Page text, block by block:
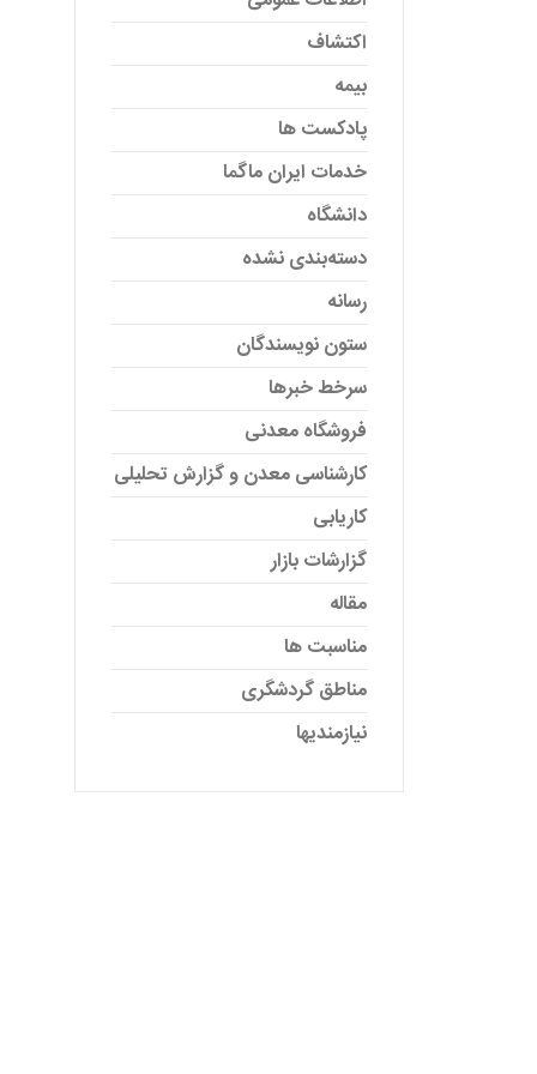
اکتشاف
بیمه
پادکست ها
خدمات ایران ماگما
دانشگاه
دسته‌بندی نشده
رسانه
ستون نویسندگان
سرخط خبرها
فروشگاه معدنی
کارشناسی معدن و گزارش تحلیلی
کاریابی
گزارشات بازار
مقاله
مناسبت ها
مناطق گردشگری
نیازمندیها